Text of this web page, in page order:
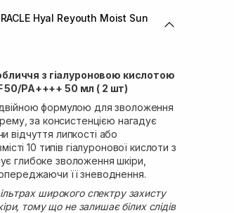
23 (ТЦ
Немає в наявності!
Hyal Reyouth Moist Sun
з гіалуроновою кислотою
50/PA++++ 50 мл ( 2 шт)
формулою для зволоження
за консистенцією нагадує
липкості або
10 типів гіалуронової кислоти з
глибоке зволоження шкіри,
її зневоднення.
широкого спектру захисту
тому що не залишає білих слідів